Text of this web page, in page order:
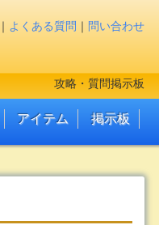
｜ よくある質問 ｜ 問い合わせ
攻略・質問掲示板
アイテム 掲示板